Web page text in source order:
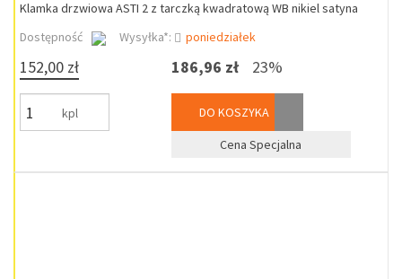
Klamka drzwiowa ASTI 2 z tarczką kwadratową WB nikiel satyna
Dostępność
Wysyłka*: poniedziałek
152,00 zł
kpl
186,96 zł 23%
DO KOSZYKA
Cena Specjalna